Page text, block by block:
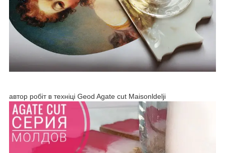
автор робіт в техніці Geod Agate cut Maisonldelji